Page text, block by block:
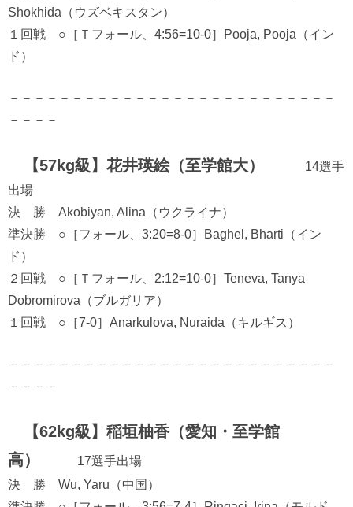
Shokhida（ウズベキスタン）
１回戦 ○［Ｔフォール、4:56=10-0］Pooja, Pooja（イン
ド）
－－－－－－－－－－－－－－－－－－－－－－－－－－
－－－－
【57kg級】花井瑛絵（至学館大）
14選手
出場
決 勝 Akobiyan, Alina（ウクライナ）
準決勝 ○［フォール、3:20=8-0］Baghel, Bharti（イン
ド）
２回戦 ○［Ｔフォール、2:12=10-0］Teneva, Tanya
Dobromirova（ブルガリア）
１回戦 ○［7-0］Anarkulova, Nuraida（キルギス）
－－－－－－－－－－－－－－－－－－－－－－－－－－
－－－－
【62kg級】稲垣柚香（愛知・至学館
高）
17選手出場
決 勝 Wu, Yaru（中国）